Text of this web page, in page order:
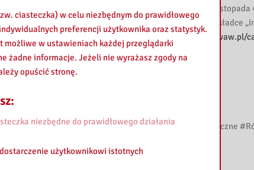
Maz. (
) ul. 11
przeglądania katalogu naszych zbiorów w zakładce
na stronie internetowej
https://integro.pbw.waw.pl/
Dziś | godz. 17:30 | Radio Bogoria
#Odpoczynek #Regeneracja #ZdrowiePsychiczne
ciasteczka) w celu niezbędnym do prawidłowego
preferencji użytkownika oraz statystyk.
możliwe w ustawieniach każdej przeglądarki
żadne informacje. Jeżeli nie wyrażasz zgody na
opuścić stronę.
niezbędne do prawidłowego działania
użytkownikowi istotnych